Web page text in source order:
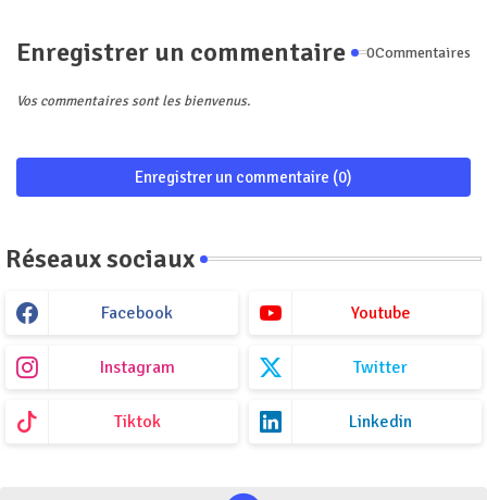
Enregistrer un commentaire 0Commentaires
Vos commentaires sont les bienvenus.
Enregistrer un commentaire (0)
Réseaux sociaux
Facebook Youtube
Instagram Twitter
Tiktok Linkedin